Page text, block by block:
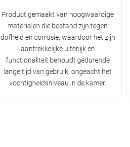
Product gemaakt van hoogwaardige
materialen die bestand zijn tegen
dofheid en corrosie, waardoor het zijn
aantrekkelijke uiterlijk en
functionaliteit behoudt gedurende
lange tijd van gebruik, ongeacht het
vochtigheidsniveau in de kamer.